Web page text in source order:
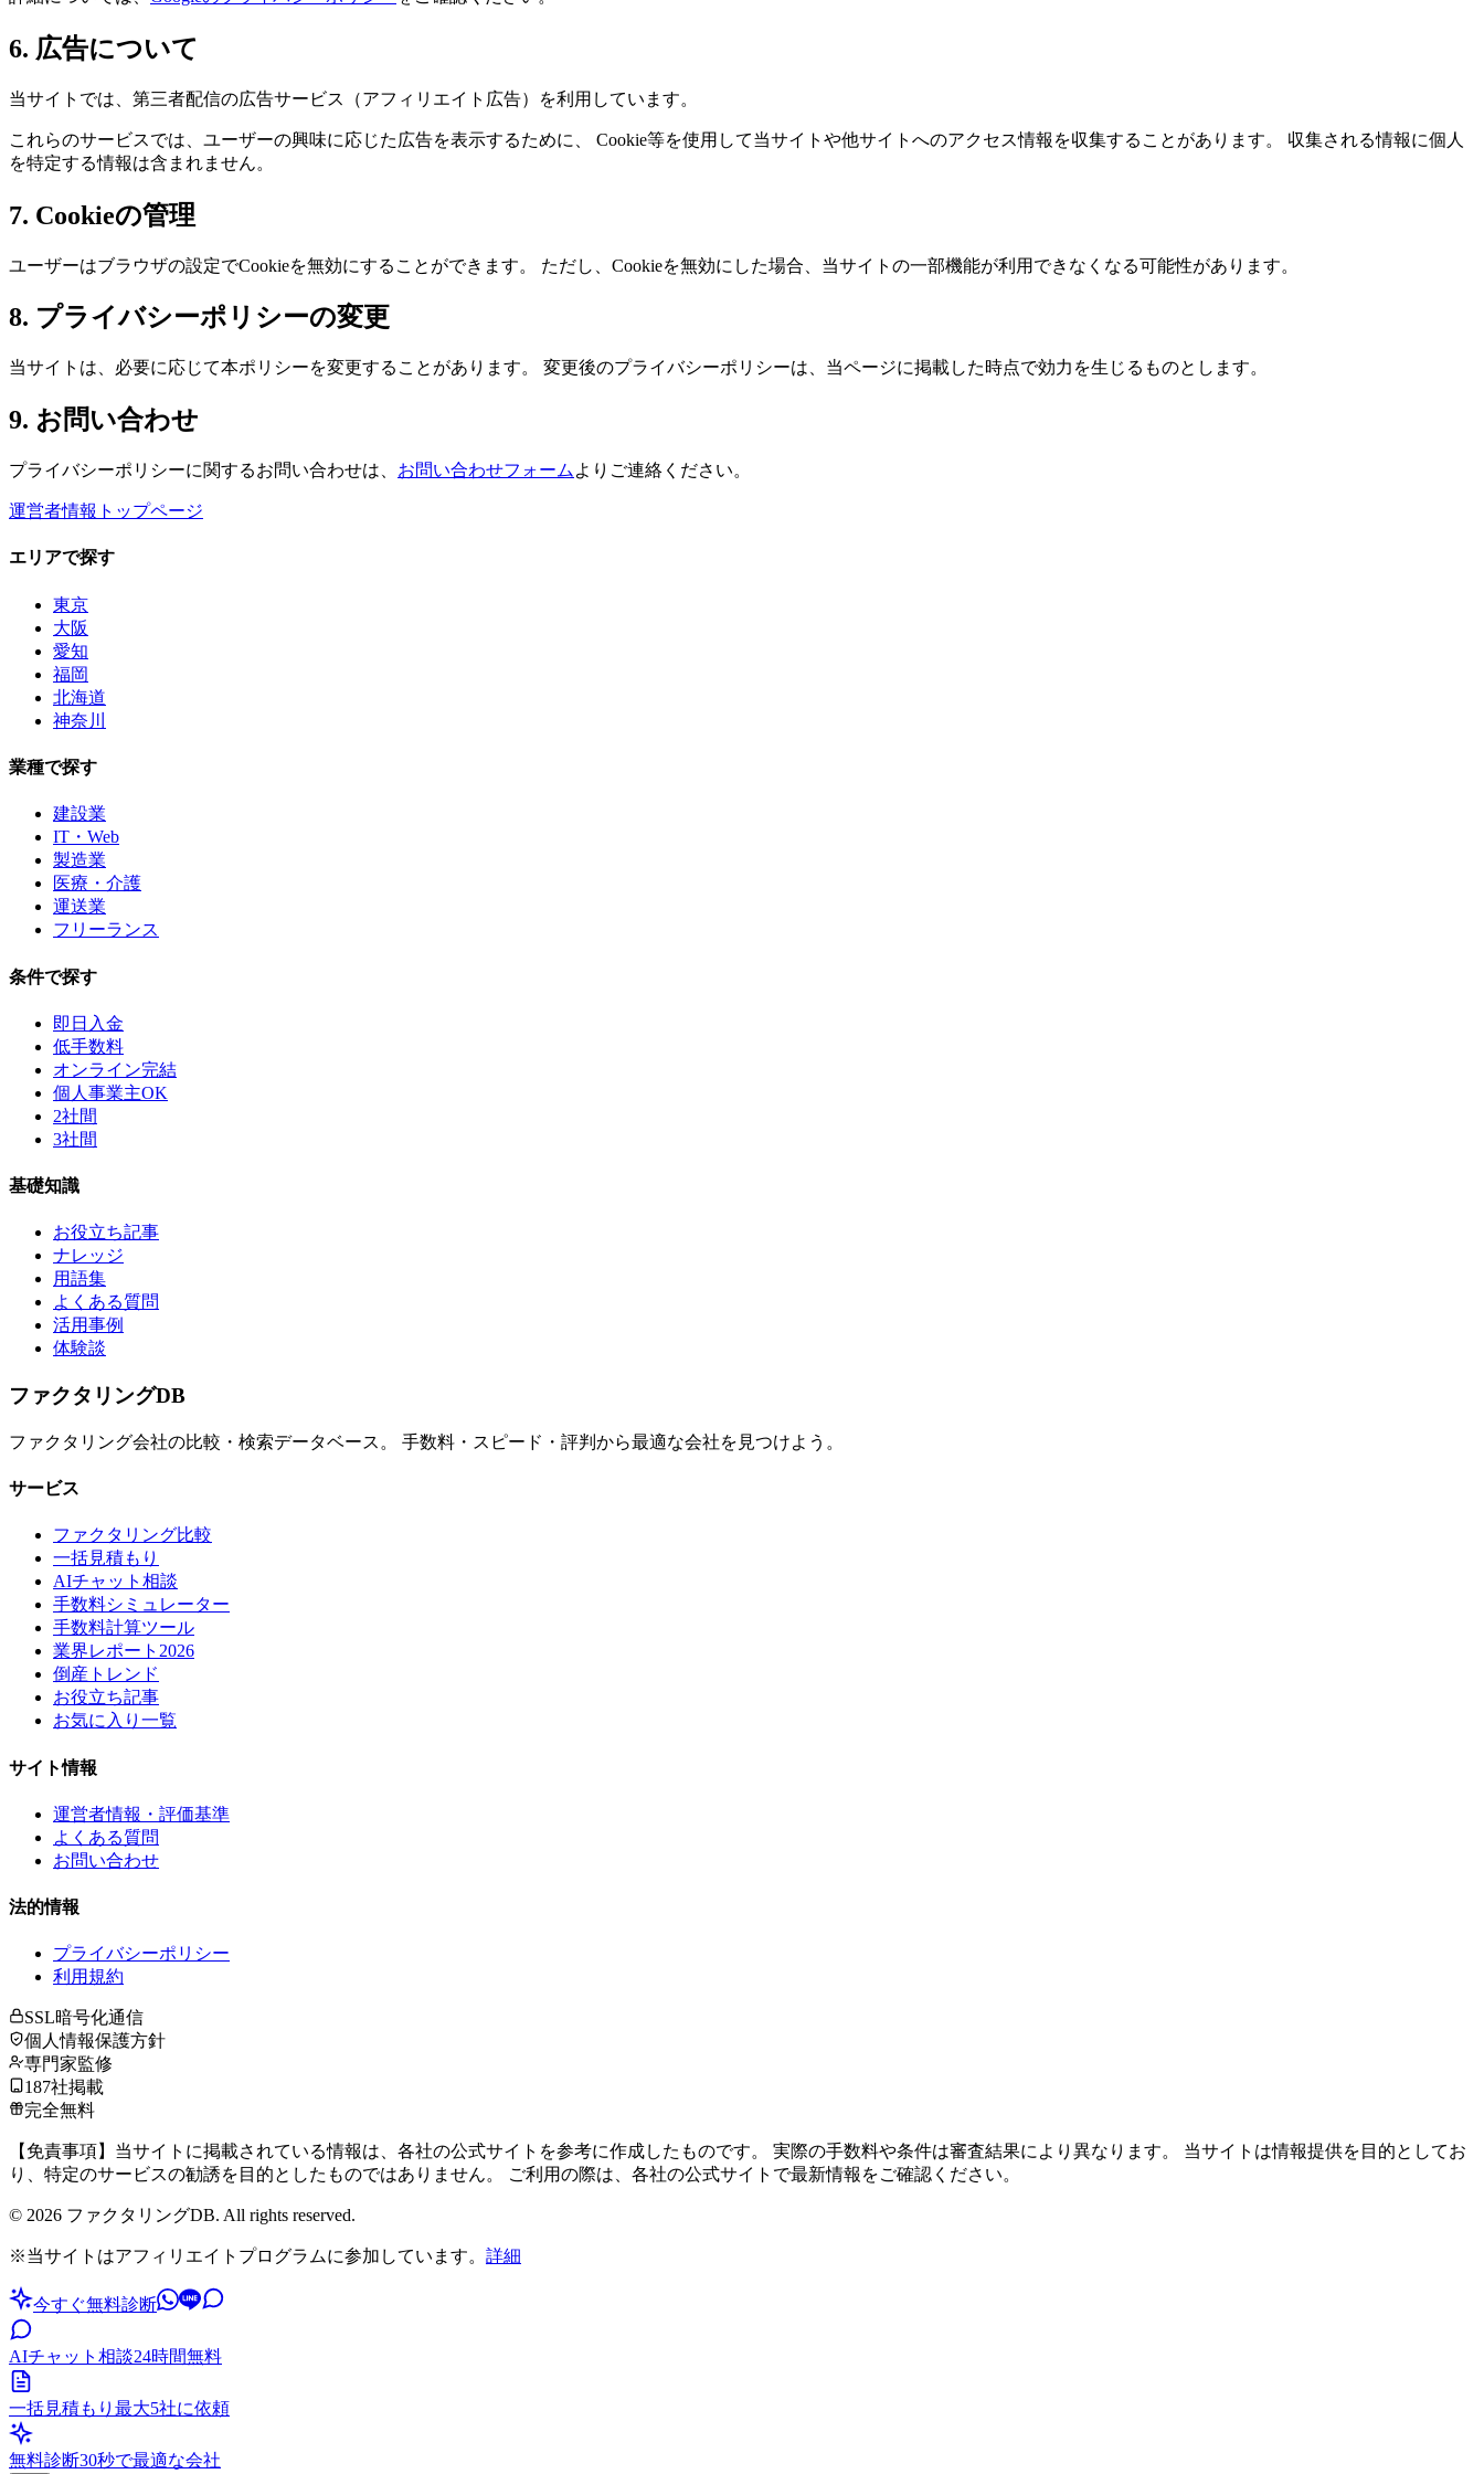
6. 広告について
当サイトでは、第三者配信の広告サービス（アフィリエイト広告）を利用しています。
これらのサービスでは、ユーザーの興味に応じた広告を表示するために、 Cookie等を使用して当サイトや他サイトへのアクセス情報を収集することがあります。 収集される情報に個人
を特定する情報は含まれません。
7. Cookieの管理
ユーザーはブラウザの設定でCookieを無効にすることができます。 ただし、Cookieを無効にした場合、当サイトの一部機能が利用できなくなる可能性があります。
8. プライバシーポリシーの変更
当サイトは、必要に応じて本ポリシーを変更することがあります。 変更後のプライバシーポリシーは、当ページに掲載した時点で効力を生じるものとします。
9. お問い合わせ
プライバシーポリシーに関するお問い合わせは、 お問い合わせフォーム よりご連絡ください。
運営者情報 トップページ
エリアで探す
東京
大阪
愛知
福岡
北海道
神奈川
業種で探す
建設業
IT・Web
製造業
医療・介護
運送業
フリーランス
条件で探す
即日入金
低手数料
オンライン完結
個人事業主OK
2社間
3社間
基礎知識
お役立ち記事
ナレッジ
用語集
よくある質問
活用事例
体験談
ファクタリングDB
ファクタリング会社の比較・検索データベース。 手数料・スピード・評判から最適な会社を見つけよう。
サービス
ファクタリング比較
一括見積もり
AIチャット相談
手数料シミュレーター
手数料計算ツール
業界レポート2026
倒産トレンド
お役立ち記事
お気に入り一覧
サイト情報
運営者情報・評価基準
よくある質問
お問い合わせ
法的情報
プライバシーポリシー
利用規約
SSL暗号化通信
個人情報保護方針
専門家監修
187社掲載
完全無料
【免責事項】当サイトに掲載されている情報は、各社の公式サイトを参考に作成したものです。 実際の手数料や条件は審査結果により異なります。 当サイトは情報提供を目的としてお
り、特定のサービスの勧誘を目的としたものではありません。 ご利用の際は、各社の公式サイトで最新情報をご確認ください。
© 2026 ファクタリングDB. All rights reserved.
※当サイトはアフィリエイトプログラムに参加しています。 詳細
今すぐ無料診断
AIチャット相談24時間無料
一括見積もり 最大5社に依頼
無料診断30秒で最適な会社